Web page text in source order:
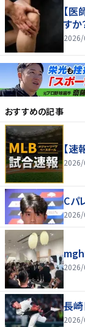
【
すか
おすすめの記事
【速
Cパ
長